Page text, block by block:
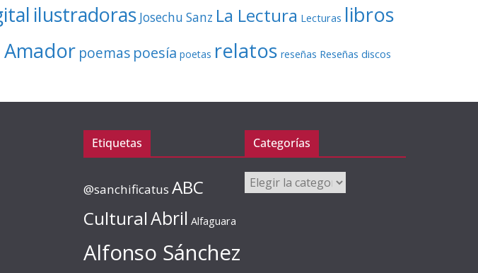
ilustradoras Josechu Sanz La Lectura Lecturas libros
Amador poemas poesía poetas relatos reseñas Reseñas discos
Etiquetas
@sanchificatus ABC
CulturalAbril Alfaguara
Alfonso Sánchez
Categorías
Categorías